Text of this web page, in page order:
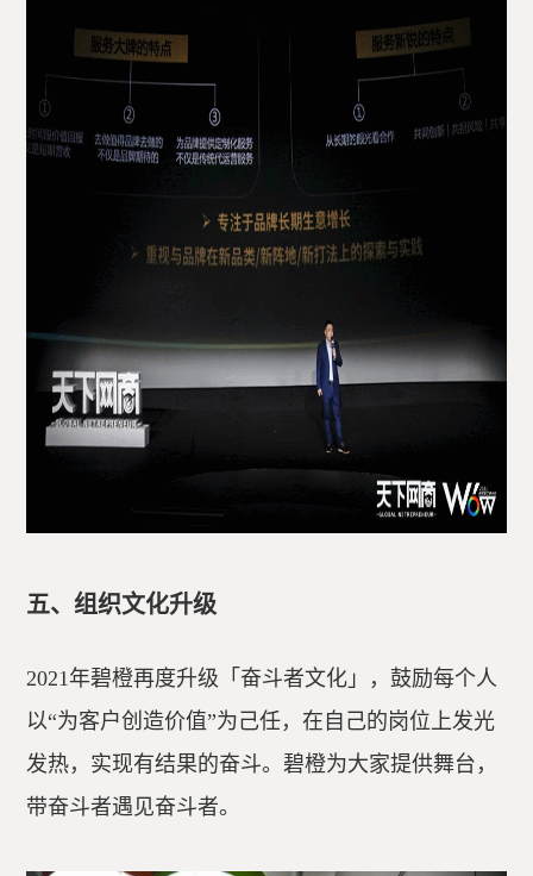
五、组织文化升级
2021年碧橙再度升级「奋斗者文化」，鼓励每个人
以“为客户创造价值”为己任，在自己的岗位上发光
发热，实现有结果的奋斗。碧橙为大家提供舞台，
带奋斗者遇见奋斗者。